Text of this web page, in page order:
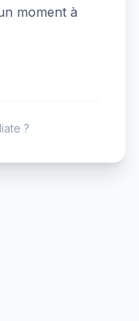
moment à
?